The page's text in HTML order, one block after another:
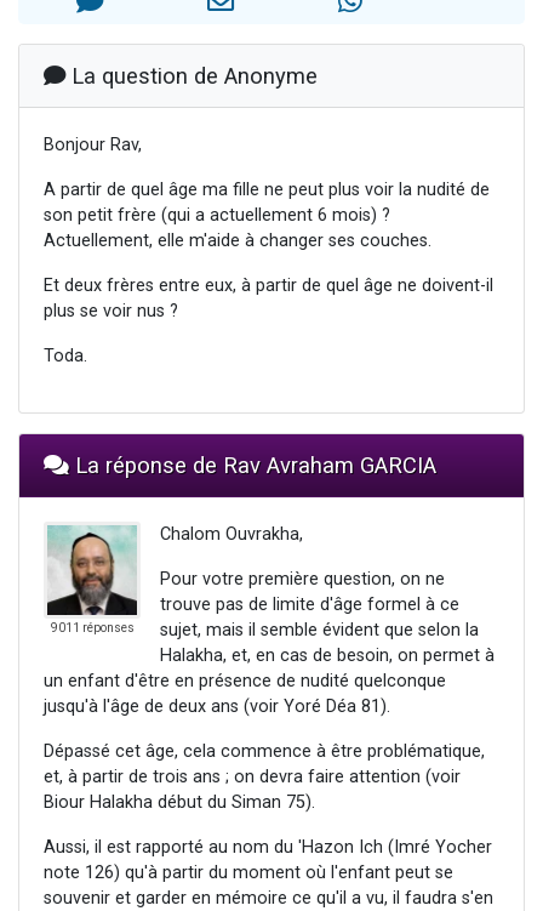
Ariel vient de donner son Maasser
La question de Anonyme
Bonjour Rav,
A partir de quel âge ma fille ne peut plus voir la nudité de
son petit frère (qui a actuellement 6 mois) ?
Actuellement, elle m'aide à changer ses couches.
Et deux frères entre eux, à partir de quel âge ne doivent-il
plus se voir nus ?
Toda.
La réponse de Rav Avraham GARCIA
9011 réponses
Chalom Ouvrakha,
Pour votre première question, on ne
trouve pas de limite d'âge formel à ce
sujet, mais il semble évident que selon la
Halakha, et, en cas de besoin, on permet à
un enfant d'être en présence de nudité quelconque
jusqu'à l'âge de deux ans (voir Yoré Déa 81).
Dépassé cet âge, cela commence à être problématique,
et, à partir de trois ans ; on devra faire attention (voir
Biour Halakha début du Siman 75).
Aussi, il est rapporté au nom du 'Hazon Ich (Imré Yocher
note 126) qu'à partir du moment où l'enfant peut se
souvenir et garder en mémoire ce qu'il a vu, il faudra s'en